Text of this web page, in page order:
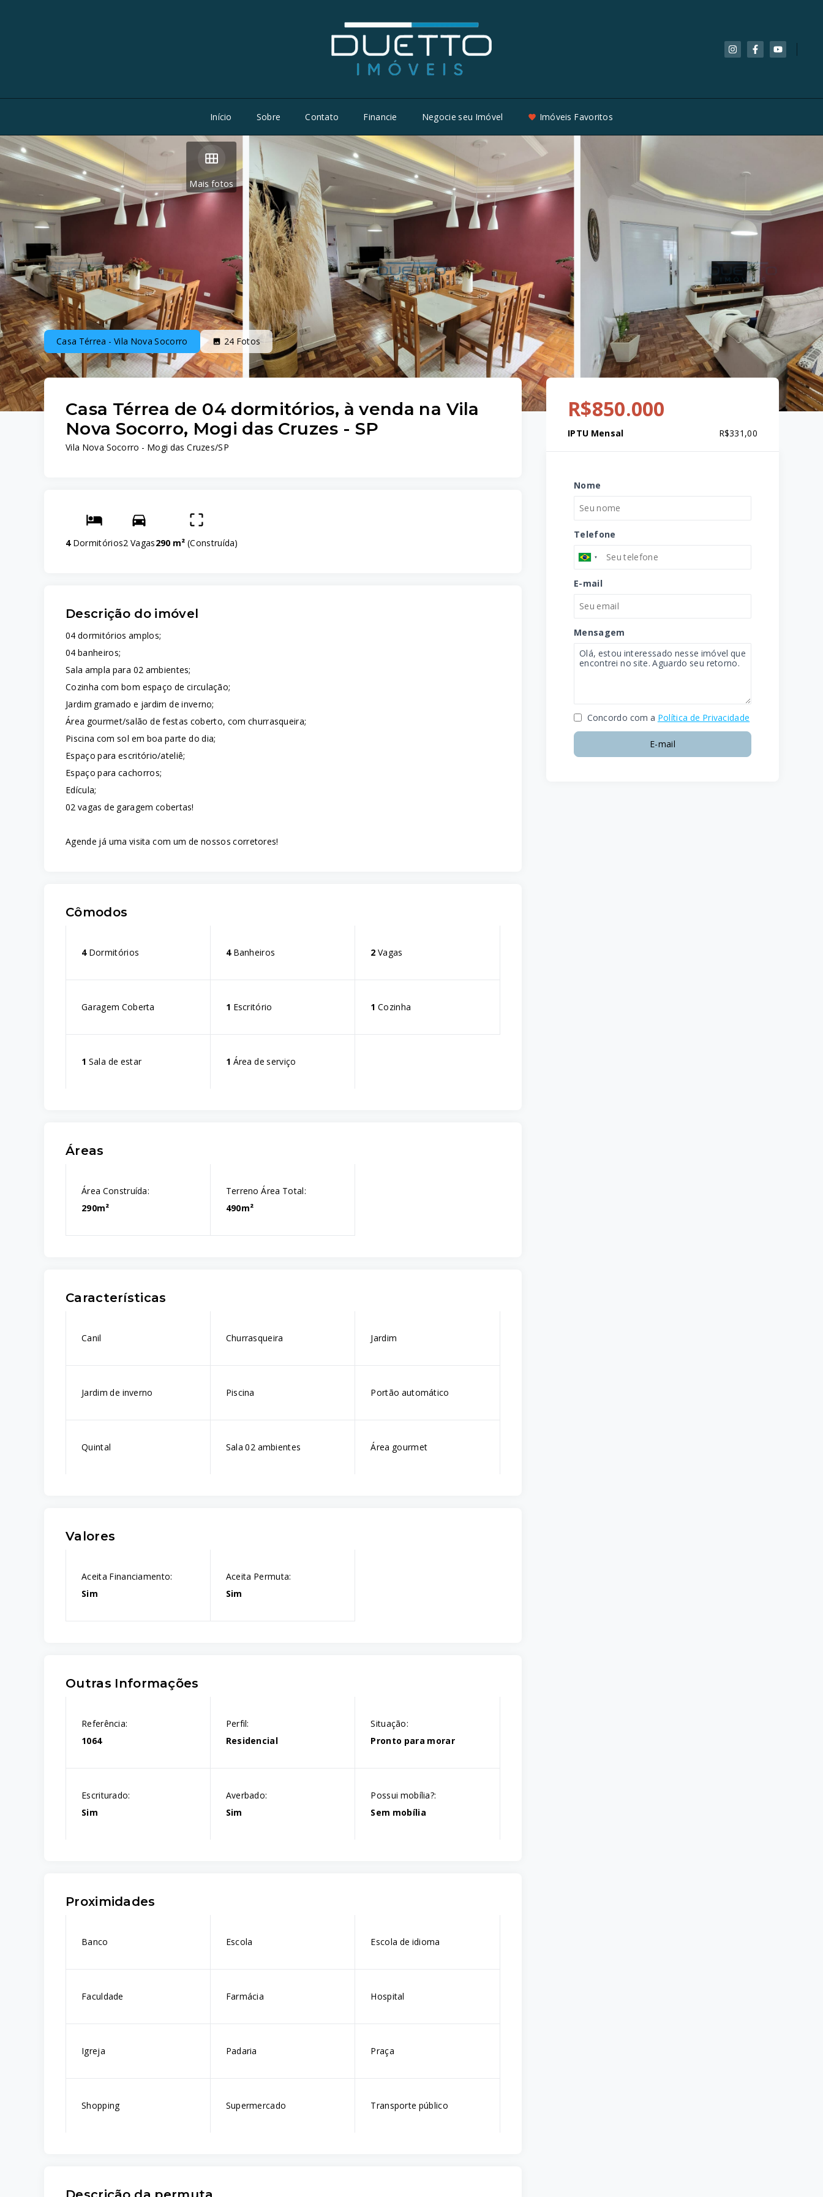
Início Sobre Contato Financie Negocie seu Imóvel Imóveis Favoritos
Mais fotos
Casa Térrea - Vila Nova Socorro 24 Fotos
Casa Térrea de 04 dormitórios, à venda na Vila
Nova Socorro, Mogi das Cruzes - SP
Vila Nova Socorro - Mogi das Cruzes/SP
4Dormitórios2 Vagas290 m² (Construída)
Descrição do imóvel
04 dormitórios amplos;
04 banheiros;
Sala ampla para 02 ambientes;
Cozinha com bom espaço de circulação;
Jardim gramado e jardim de inverno;
Área gourmet/salão de festas coberto, com churrasqueira;
Piscina com sol em boa parte do dia;
Espaço para escritório/ateliê;
Espaço para cachorros;
Edícula;
02 vagas de garagem cobertas!
Agende já uma visita com um de nossos corretores!
Cômodos
4Dormitórios 4Banheiros 2 Vagas
Garagem Coberta 1 Escritório 1 Cozinha
1 Sala de estar 1 Área de serviço
Áreas
Área Construída:
290m²
Terreno Área Total:
490m²
Características
Canil Churrasqueira Jardim
Jardim de inverno Piscina Portão automático
Quintal Sala 02 ambientes Área gourmet
Valores
Aceita Financiamento:
Sim
Aceita Permuta:
Sim
Outras Informações
Referência:
1064
Perfil:
Residencial
Situação:
Pronto para morar
Escriturado:
Sim
Averbado:
Sim
Possui mobília?:
Sem mobília
Proximidades
Banco Escola Escola de idioma
Faculdade Farmácia Hospital
Igreja Padaria Praça
Shopping Supermercado Transporte público
R$850.000
IPTU Mensal R$331,00
Nome
Telefone
E-mail
Mensagem
Concordo com a Política de Privacidade
E-mail